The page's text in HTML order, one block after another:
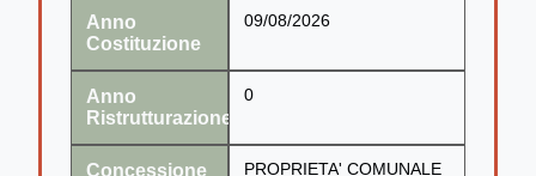
Anno
Costituzione
09/08/2026
Anno
Ristrutturazione
0
Concessione PROPRIETA' COMUNALE